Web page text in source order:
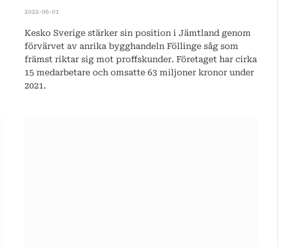
2022-06-01
Kesko Sverige stärker sin position i Jämtland genom
förvärvet av anrika bygghandeln Föllinge såg som
främst riktar sig mot proffskunder. Företaget har cirka
15 medarbetare och omsatte 63 miljoner kronor under
2021.